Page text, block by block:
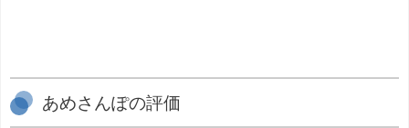
あめさんぽの評価